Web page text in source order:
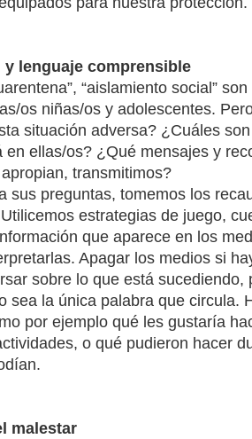
lenguaje comprensible
“aislamiento social”
os niñas/os y adolescentes.
situación adversa? ¿Cuáles
en ellas/os? ¿Qué mensajes y
transmitimos?
sus preguntas, tomemos los
estrategias de juego,
que aparece en los
Apagar los medios si
sobre lo que está sucediendo,
sea la única palabra que circula.
por ejemplo qué les gustaría
o qué pudieron hacer
malestar